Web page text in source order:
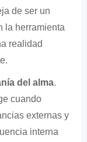
de ser un
la herramienta
realidad
del alma.
cuando
externas y
interna